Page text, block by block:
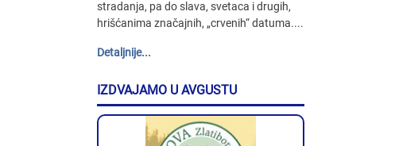
stradanja, pa do slava, svetaca i drugih,
hrišćanima značajnih, „crvenih“ datuma....
Detaljnije...
IZDVAJAMO U AVGUSTU